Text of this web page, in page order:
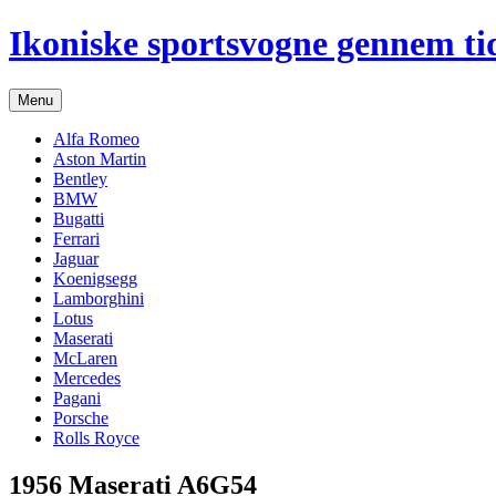
Hop
til
Ikoniske sportsvogne gennem
Menu
Alfa Romeo
Aston Martin
Bentley
BMW
Bugatti
Ferrari
Jaguar
Koenigsegg
Lamborghini
Lotus
Maserati
McLaren
Mercedes
Pagani
Porsche
Rolls Royce
1956 Maserati A6G54